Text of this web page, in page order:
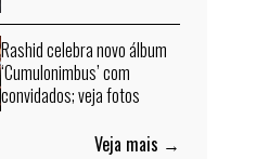
Rashid celebra novo álbum
‘Cumulonimbus’ com
convidados; veja fotos
Veja mais →